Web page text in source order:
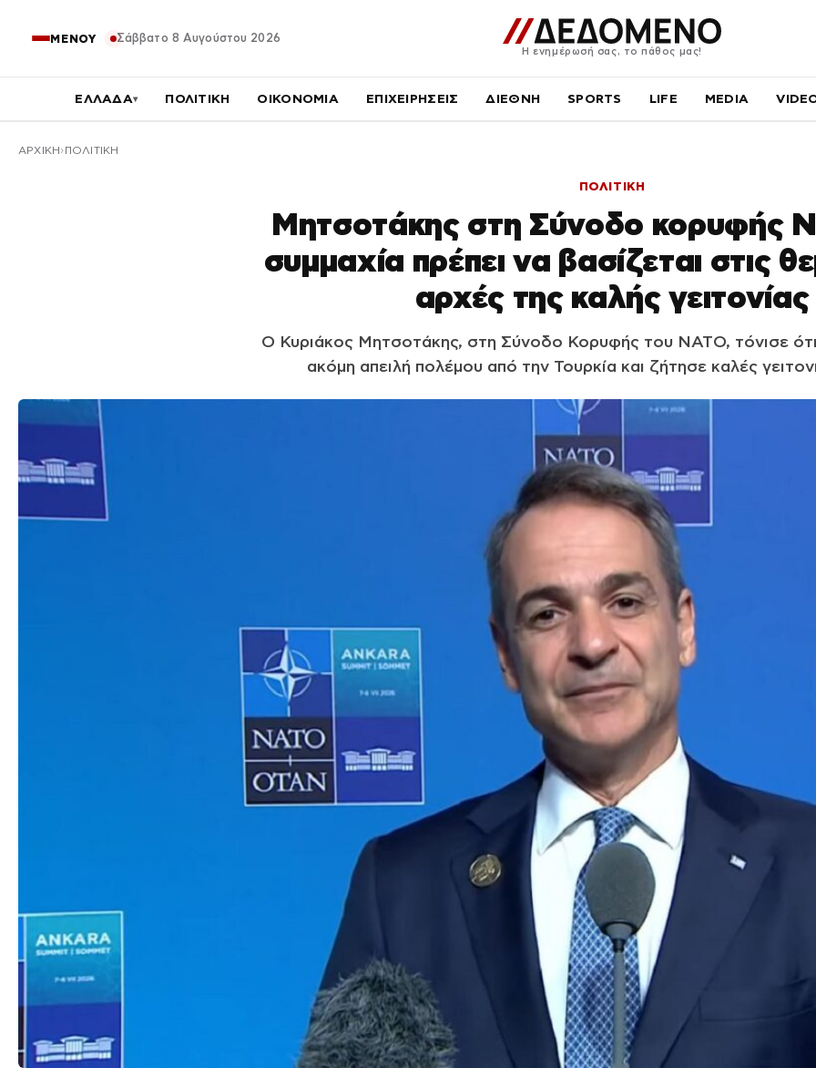
ΜΕΝΟΥ Σάββατο 8 Αυγούστου 2026
Η ενημέρωσή σας, το πάθος μας!
ΕΛΛΑΔΑ▾ ΠΟΛΙΤΙΚΗ ΟΙΚΟΝΟΜΙΑ ΕΠΙΧΕΙΡΗΣΕΙΣ ΔΙΕΘΝΗ SPORTS LIFE MEDIA
ΑΡΧΙΚΉ ΠΟΛΙΤΙΚΗ
ΠΟΛΙΤΙΚΗ
Μητσοτάκης στη Σύνοδο κορυφής
συμμαχία πρέπει να βασίζεται στις
αρχές της καλής γειτονίας
Ο Κυριάκος Μητσοτάκης, στη Σύνοδο Κορυφής του ΝΑΤΟ, τόνισε
ακόμη απειλή πολέμου από την Τουρκία και ζήτησε καλές